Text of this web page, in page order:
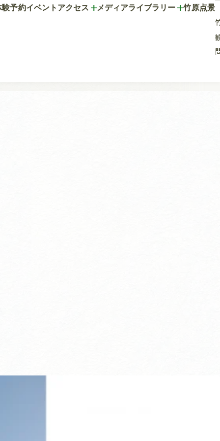
験予約イベント アクセス メディアライブラリー 竹原点景